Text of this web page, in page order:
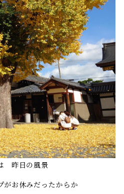
昨日の風景
がお休みだったからか